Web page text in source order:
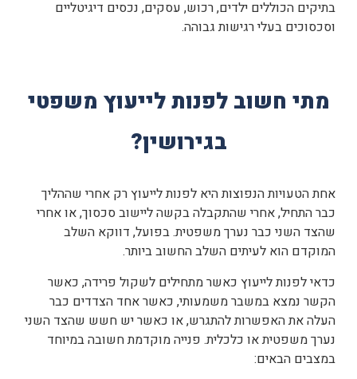
בתיקים הכוללים ילדים, רכוש, עסקים, נכסים דיגיטליים
וסכסוכים בעלי רגישות גבוהה.
מתי חשוב לפנות לייעוץ משפטי
בגירושין?
אחת הטעויות הנפוצות היא לפנות לייעוץ רק אחרי שההליך
כבר התחיל, אחרי שהתקבלה בקשה ליישוב סכסוך, או אחרי
שהצד השני כבר נערך משפטית. בפועל, דווקא השלב
המוקדם הוא לעיתים השלב החשוב ביותר.
כדאי לפנות לייעוץ כאשר מתחילים לשקול פרידה, כאשר
הקשר נמצא במשבר משמעותי, כאשר אחד הצדדים כבר
העלה את האפשרות להתגרש, או כאשר יש חשש שהצד השני
נערך משפטית או כלכלית. פנייה מוקדמת חשובה במיוחד
במצבים הבאים: